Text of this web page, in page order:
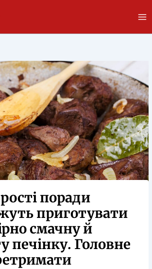
поради
приготувати
смачну й
печінку. Головне